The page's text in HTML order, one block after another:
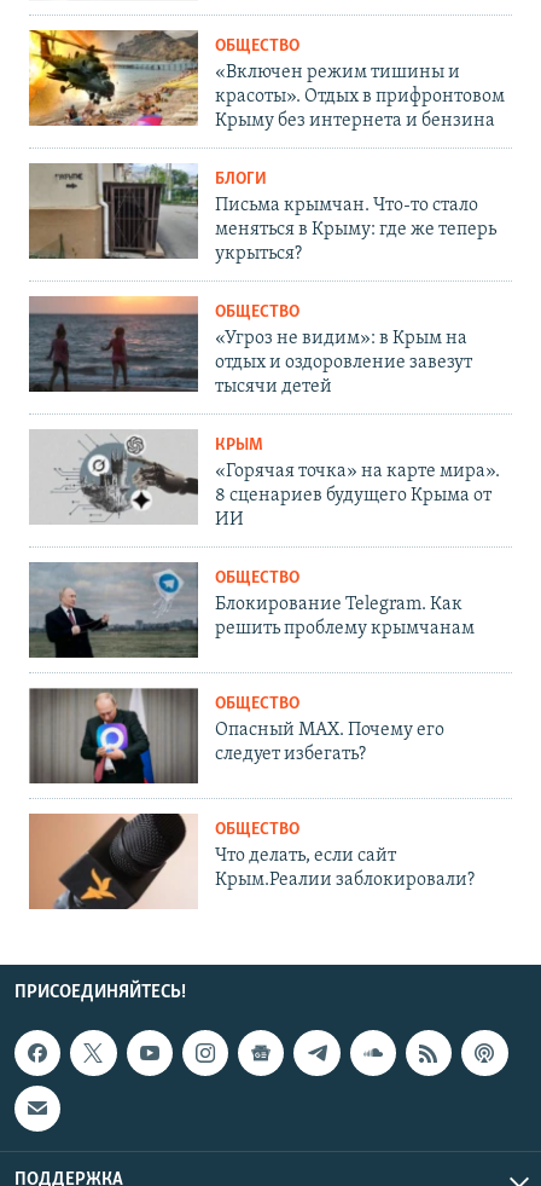
ОБЩЕСТВО
«Включен режим тишины и
красоты». Отдых в прифронтовом
Крыму без интернета и бензина
БЛОГИ
Письма крымчан. Что-то стало
меняться в Крыму: где же теперь
укрыться?
ОБЩЕСТВО
«Угроз не видим»: в Крым на
отдых и оздоровление завезут
тысячи детей
КРЫМ
«Горячая точка» на карте мира».
8 сценариев будущего Крыма от
ИИ
ОБЩЕСТВО
Блокирование Telegram. Как
решить проблему крымчанам
ОБЩЕСТВО
Опасный MAX. Почему его
следует избегать?
ОБЩЕСТВО
Что делать, если сайт
Крым.Реалии заблокировали?
ПРИСОЕДИНЯЙТЕСЬ!
ПОДДЕРЖКА